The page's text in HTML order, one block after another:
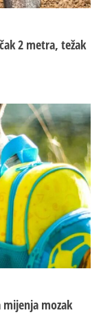
2 metra, težak
mozak